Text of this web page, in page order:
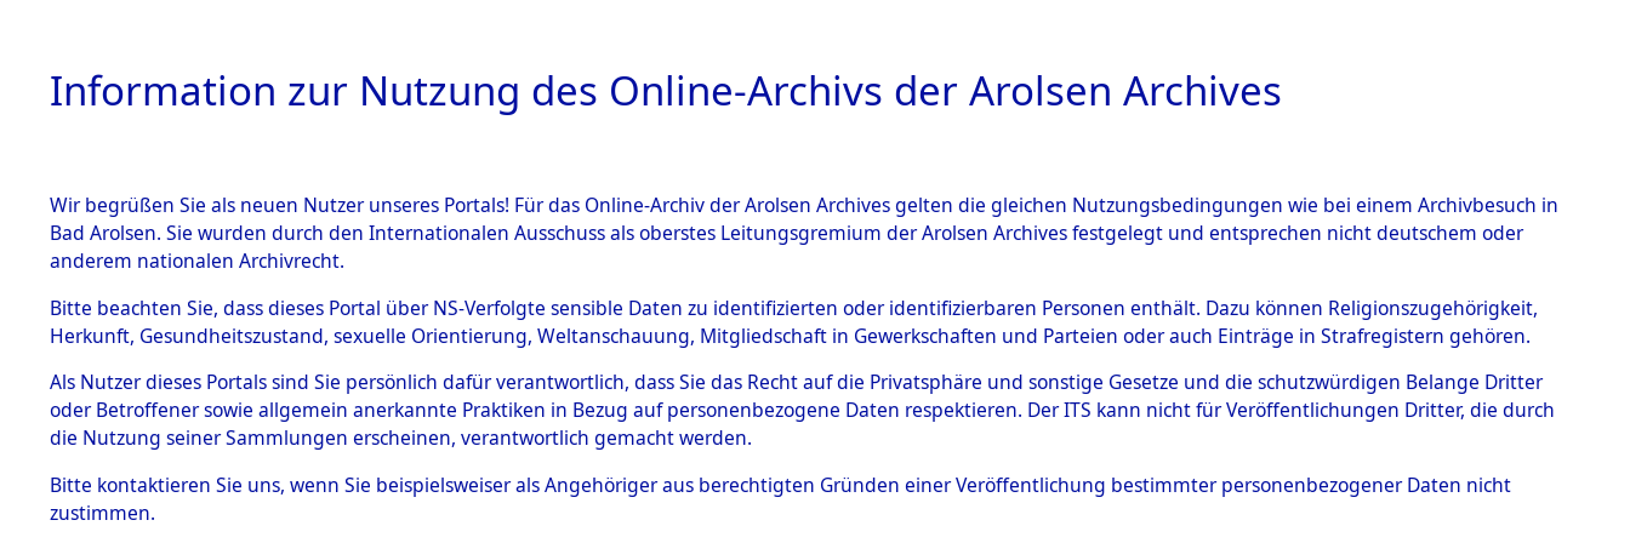
HOME BESTANDSBESCHREIBUNG ARCHIVALE ÜBERSICHT BILD
BESTÄNDE
Inhaftierungsdoku
mente
5. Verschiedenes
Todesmärsche
5.3.1 Alliierte
Aktion "Kreisauswertung" ("Kreis Clearance Action").→0001
(84611965)→0069 (84612035)
0069 (84612035)
Information zur Nutzung des Online-Archivs der Arolsen Archives
Wir begrüßen Sie als neuen Nutzer unseres Portals! Für das Online-Archiv der Arolsen Archives gelten die gleichen Nutzungsbedingungen wie bei einem Archivbesuch in
Bad Arolsen. Sie wurden durch den Internationalen Ausschuss als oberstes Leitungsgremium der Arolsen Archives festgelegt und entsprechen nicht deutschem oder
anderem nationalen Archivrecht.
Bitte beachten Sie, dass dieses Portal über NS-Verfolgte sensible Daten zu identifizierten oder identifizierbaren Personen enthält. Dazu können Religionszugehörigkeit,
Herkunft, Gesundheitszustand, sexuelle Orientierung, Weltanschauung, Mitgliedschaft in Gewerkschaften und Parteien oder auch Einträge in Strafregistern gehören.
Als Nutzer dieses Portals sind Sie persönlich dafür verantwortlich, dass Sie das Recht auf die Privatsphäre und sonstige Gesetze und die schutzwürdigen Belange Dritter
oder Betroffener sowie allgemein anerkannte Praktiken in Bezug auf personenbezogene Daten respektieren. Der ITS kann nicht für Veröffentlichungen Dritter, die durch
die Nutzung seiner Sammlungen erscheinen, verantwortlich gemacht werden.
Bitte kontaktieren Sie uns, wenn Sie beispielsweiser als Angehöriger aus berechtigten Gründen einer Veröffentlichung bestimmter personenbezogener Daten nicht
zustimmen.